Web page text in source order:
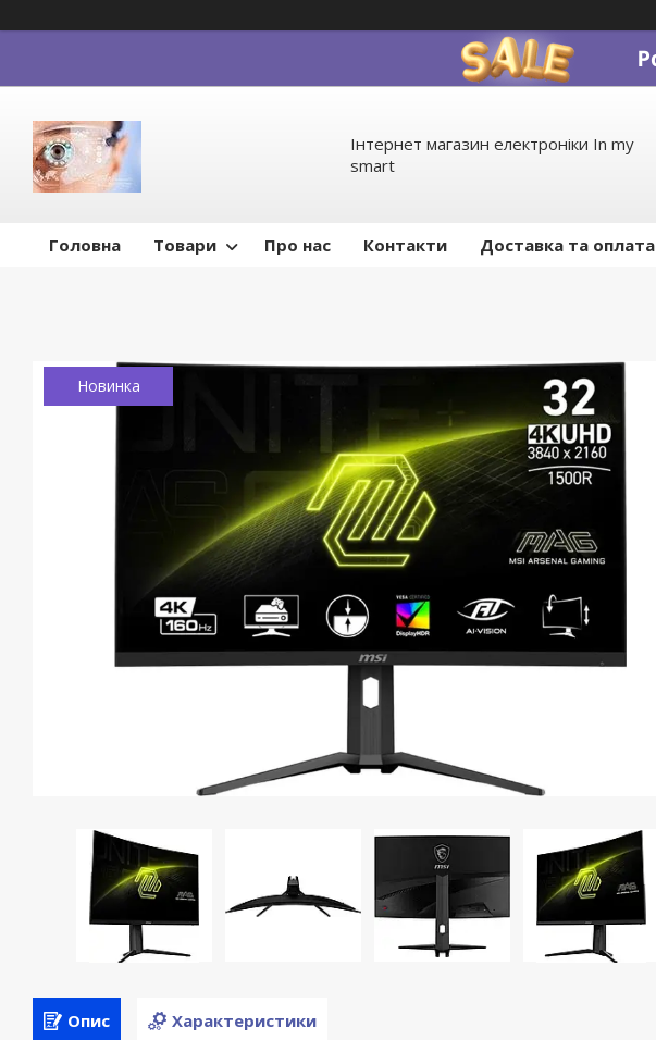
Інтернет магазин електроніки In my
smart
Головна Товари Про нас Контакти Доставка та оплата
Новинка
Опис Характеристики